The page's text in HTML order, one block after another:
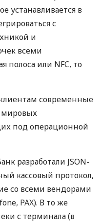
устанавливается в
с
и
всеми
полоса или NFC, то
современные
мировых
под операционной
разработали JSON-
кассовый протокол,
со всеми вендорами
PAX). В то же
с терминала (в